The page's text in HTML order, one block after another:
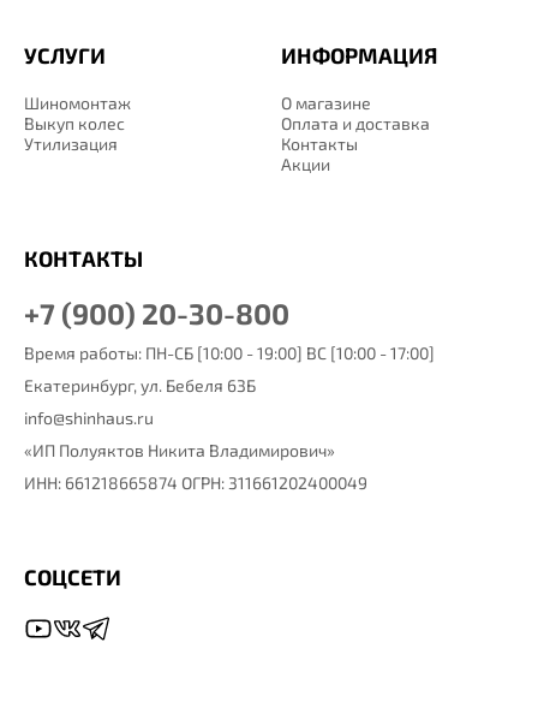
ИНФОРМАЦИЯ
О магазине
Оплата и доставка
Контакты
Акции
УСЛУГИ
Шиномонтаж
Выкуп колес
Утилизация
КОНТАКТЫ
+7 (900) 20-30-800
Время работы: ПН-СБ [10:00 - 19:00] ВС [10:00 - 17:00]
Екатеринбург, ул. Бебеля 63Б
info@shinhaus.ru
«ИП Полуяктов Никита Владимирович»
ИНН: 661218665874 ОГРН: 311661202400049
СОЦСЕТИ